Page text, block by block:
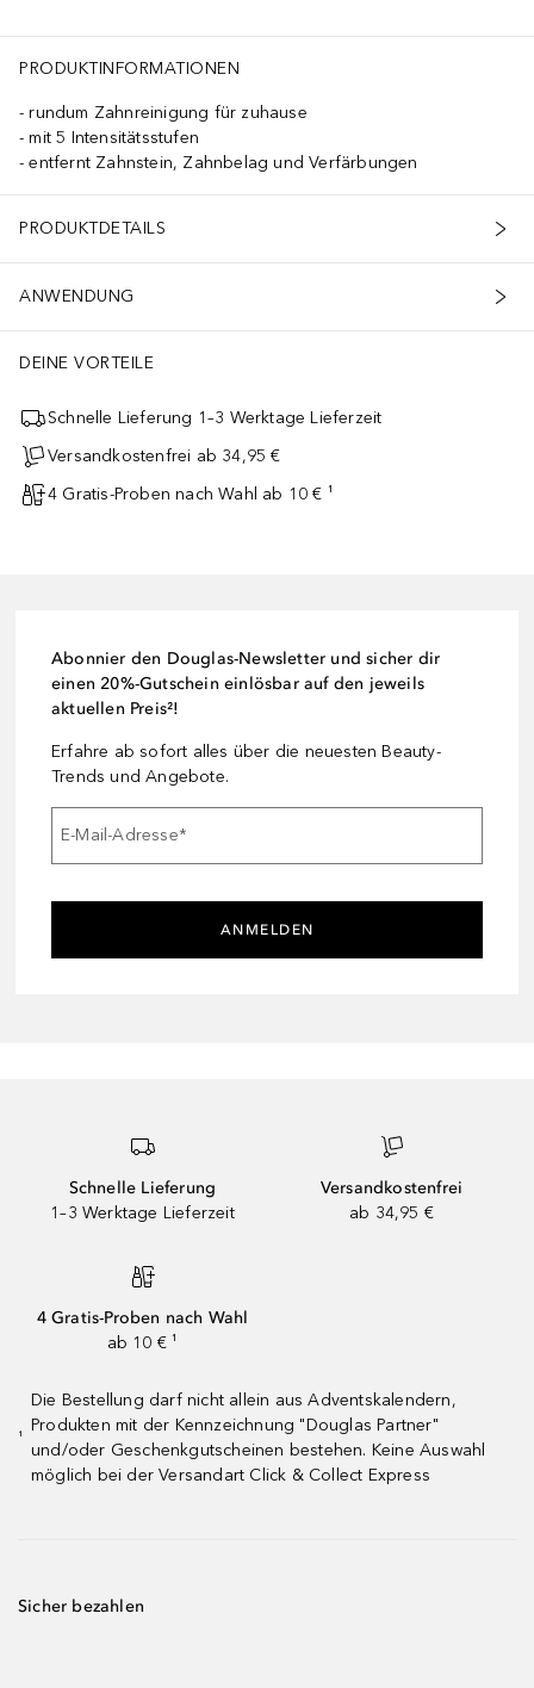
PRODUKTINFORMATIONEN
rundum Zahnreinigung für zuhause
mit 5 Intensitätsstufen
entfernt Zahnstein, Zahnbelag und Verfärbungen
PRODUKTDETAILS
ANWENDUNG
DEINE VORTEILE
Schnelle Lieferung 1–3 Werktage Lieferzeit
Versandkostenfrei ab 34,95 €
4 Gratis-Proben nach Wahl ab 10 € ¹
Abonnier den Douglas-Newsletter und sicher dir
einen 20%-Gutschein einlösbar auf den jeweils
aktuellen Preis²!
Erfahre ab sofort alles über die neuesten Beauty-
Trends und Angebote.
E-Mail-Adresse*
ANMELDEN
Schnelle Lieferung
1–3 Werktage Lieferzeit
Versandkostenfrei
ab 34,95 €
4 Gratis-Proben nach Wahl
ab 10 € ¹
¹
Die Bestellung darf nicht allein aus Adventskalendern,
Produkten mit der Kennzeichnung "Douglas Partner"
und/oder Geschenkgutscheinen bestehen. Keine Auswahl
möglich bei der Versandart Click & Collect Express
Sicher bezahlen